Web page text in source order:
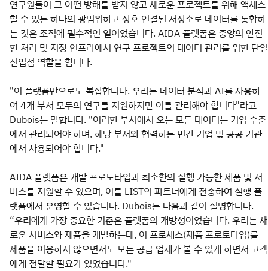
연구원들이 그 어떤 방해를 받지 않고 새로운 프로젝트를 위해 액세스
할 수 있는 하나의 광범위하고 상호 연결된 저장소로 데이터를 통합하
는 것은 조직에 필수적인 일이었습니다. AIDA 플랫폼은 중앙의 안전
한 처리 및 저장 인프라에서 연구 프로젝트의 데이터 관리를 위한 단일
진입점 역할을 합니다.
"이 플랫폼만으로도 복잡합니다. 우리는 데이터 분석과 AI를 사용하
여 4개 부서 모두의 연구를 지원하지만 이를 관리해야 합니다"라고
Dubois는 말합니다. "이러한 부서에서 오는 모든 데이터는 기업 수준
에서 관리되어야 하며, 해당 부서와 협력하는 민간 기업 및 공공 기관
에서 사용되어야 합니다."
AIDA 플랫폼은 개발 프로토타입과 최소한의 실행 가능한 제품 및 서
비스를 지원할 수 있으며, 이를 LIST의 파트너에게 전송하여 실행 플
랫폼에서 운영할 수 있습니다. Dubois는 다음과 같이 설명합니다.
“우리에게 가장 중요한 기준은 플랫폼의 개방성이었습니다. 우리는 새
로운 서비스와 제품을 개발하는데, 이 프로세스(제품 프로토타입)를
제품을 이용하지 않으면서도 모든 공급 업체가 볼 수 있게 하면서 고객
에게 전달할 필요가 있었습니다."